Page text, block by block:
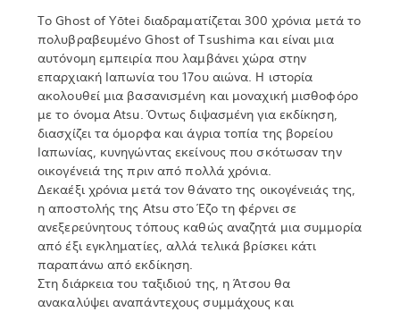
Το Ghost of Yōtei διαδραματίζεται 300 χρόνια μετά το
πολυβραβευμένο Ghost of Tsushima και είναι μια
αυτόνομη εμπειρία που λαμβάνει χώρα στην
επαρχιακή Ιαπωνία του 17ου αιώνα. Η ιστορία
ακολουθεί μια βασανισμένη και μοναχική μισθοφόρο
με το όνομα Atsu. Όντως διψασμένη για εκδίκηση,
διασχίζει τα όμορφα και άγρια τοπία της βορείου
Ιαπωνίας, κυνηγώντας εκείνους που σκότωσαν την
οικογένειά της πριν από πολλά χρόνια.
Δεκαέξι χρόνια μετά τον θάνατο της οικογένειάς της,
η αποστολής της Atsu στο Έζο τη φέρνει σε
ανεξερεύνητους τόπους καθώς αναζητά μια συμμορία
από έξι εγκληματίες, αλλά τελικά βρίσκει κάτι
παραπάνω από εκδίκηση.
Στη διάρκεια του ταξιδιού της, η Άτσου θα
ανακαλύψει αναπάντεχους συμμάχους και